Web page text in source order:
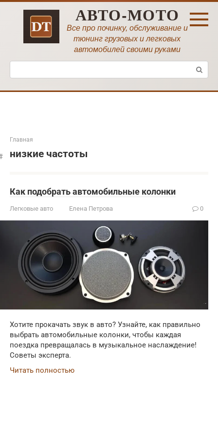
Перейти
АВТО-МОТО
Все про починку, обслуживание и
тюнинг грузовых и легковых
автомобилей своими руками
Поиск:
Главная
низкие частоты
Как подобрать автомобильные колонки
Легковые авто Елена Петрова 0
Хотите прокачать звук в авто? Узнайте, как правильно
выбрать автомобильные колонки, чтобы каждая
поездка превращалась в музыкальное наслаждение!
Советы эксперта.
Читать полностью